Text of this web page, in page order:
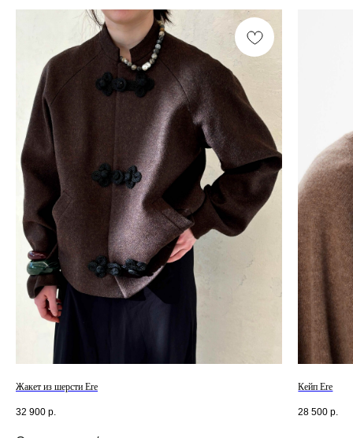
Смотреть все /
Жакет из шерсти Ere
32 900 р.
Кейп Ere
28 500 р.